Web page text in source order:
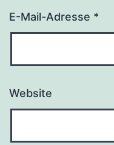
E-Mail-Adresse *
Website